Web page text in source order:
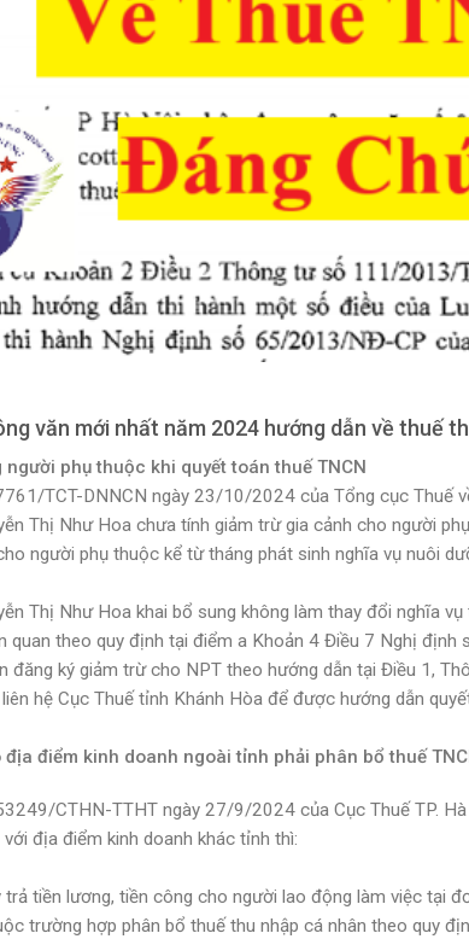
văn mới nhất năm 2024 hướng dẫn về thuế
phụ thuộc khi quyết toán thuế TNCN
TCT-DNNCN ngày 23/10/2024 của Tổng cục Thuế
Thị Như Hoa chưa tính giảm trừ gia cảnh cho người
người phụ thuộc kể từ tháng phát sinh nghĩa vụ nuôi
Thị Như Hoa khai bổ sung không làm thay đổi nghĩa
quan theo quy định tại điểm a Khoản 4 Điều 7 Nghị
đăng ký giảm trừ cho NPT theo hướng dẫn tại Điều 1,
hệ Cục Thuế tỉnh Khánh Hòa để được hướng dẫn
điểm kinh doanh ngoài tỉnh phải phân bổ thuế
CTHN-TTHT ngày 27/9/2024 của Cục Thuế TP.
địa điểm kinh doanh khác tỉnh thì:
trả tiền lương, tiền công cho người lao động làm việc tại
trường hợp phân bổ thuế thu nhập cá nhân theo quy